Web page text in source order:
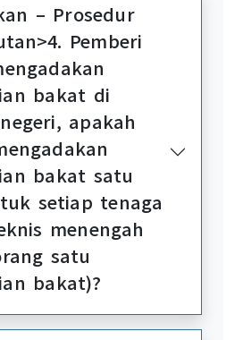
– Prosedur
Pemberi
bakat di
apakah
bakat satu
setiap tenaga
menengah
satu
bakat)?